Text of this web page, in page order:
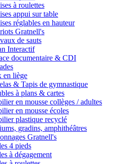
à roulettes
appui sur table
réglables en hauteur
Gratnell's
de sauts
Interactif
documentaire & CDI
en liège
& Tapis de gymnastique
à plans & cartes
en mousse collèges / adultes
en mousse écoles
plastique recyclé
gradins, amphithéâtres
Gratnell's
4 pieds
à dégagement